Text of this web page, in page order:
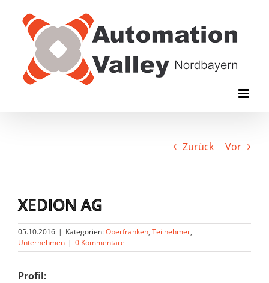
Inhalt
springen
Zurück Vor
XEDION AG
05.10.2016 | Kategorien:Oberfranken, Teilnehmer,
Unternehmen | 0 Kommentare
Profil: